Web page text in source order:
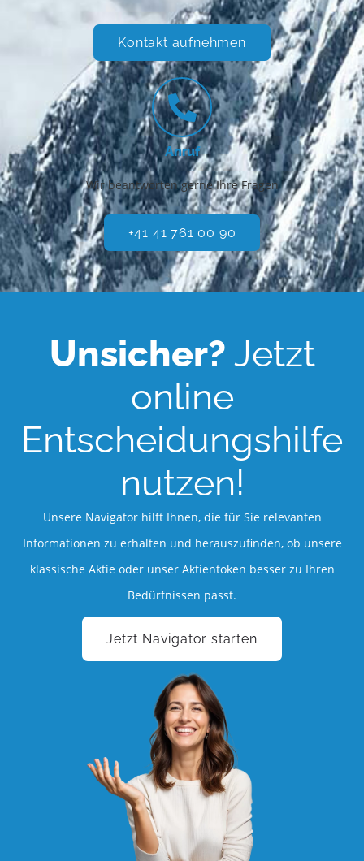
Kontakt aufnehmen
Anruf
Wir beantworten gerne Ihre Fragen
+41 41 761 00 90
Unsicher? Jetzt
online
Entscheidungshilfe
nutzen!
Unsere Navigator hilft Ihnen, die für Sie relevanten
Informationen zu erhalten und herauszufinden, ob unsere
klassische Aktie oder unser Aktientoken besser zu Ihren
Bedürfnissen passt.
Jetzt Navigator starten